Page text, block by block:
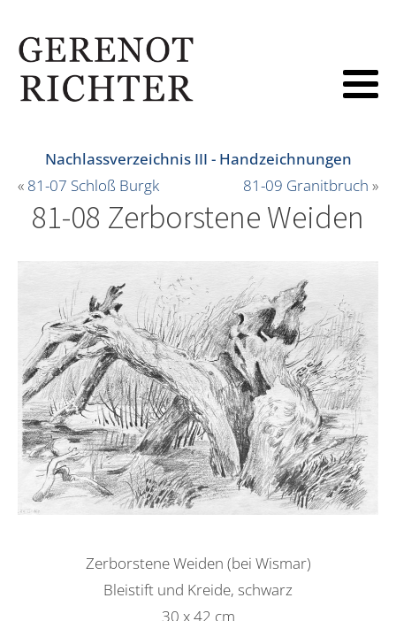
Nachlassverzeichnis III - Handzeichnungen
« 81-07 Schloß Burgk 81-09 Granitbruch »
81-08 Zerborstene Weiden
Zerborstene Weiden (bei Wismar)
Bleistift und Kreide, schwarz
30 x 42 cm